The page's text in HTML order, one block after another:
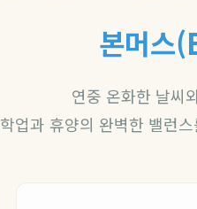
본머
연중 온화한 날씨
학업과 휴양의 완벽한 밸런